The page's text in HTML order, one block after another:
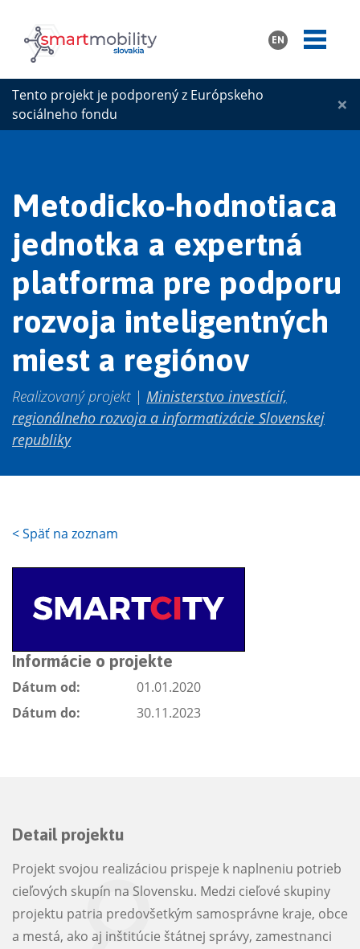
EN
Tento projekt je podporený z Európskeho
sociálneho fondu
×
Metodicko-hodnotiaca
jednotka a expertná
platforma pre podporu
rozvoja inteligentných
miest a regiónov
Realizovaný projekt | Ministerstvo investícií,
regionálneho rozvoja a informatizácie Slovenskej
republiky
<Späť na zoznam
Informácie o projekte
Dátum od:
01.01.2020
Dátum do:
30.11.2023
Detail projektu
Projekt svojou realizáciou prispeje k naplneniu potrieb
cieľových skupín na Slovensku. Medzi cieľové skupiny
projektu patria predovšetkým samosprávne kraje, obce
a mestá, ako aj inštitúcie štátnej správy, zamestnanci